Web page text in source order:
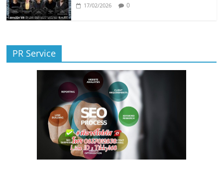
17/02/2026 0
PR Service